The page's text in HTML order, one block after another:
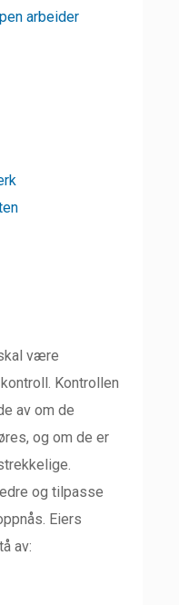
arbeider
være
Kontrollen
av om de
og om de er
og tilpasse
Eiers
av: